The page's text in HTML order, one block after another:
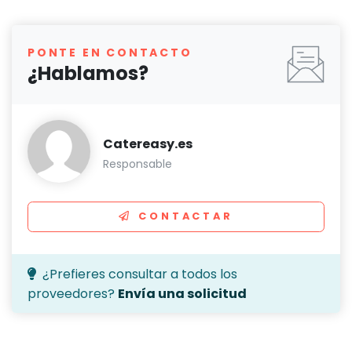
PONTE EN CONTACTO
¿Hablamos?
Catereasy.es
Responsable
CONTACTAR
¿Prefieres consultar a todos los
proveedores? Envía una solicitud